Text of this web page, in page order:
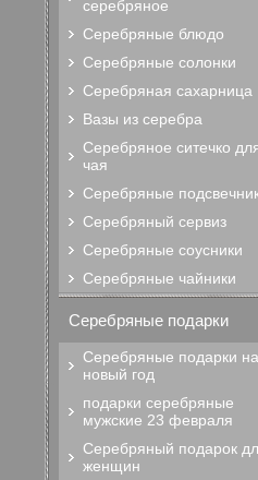
серебряное
Серебряные блюдо
Серебряные солонки
Серебряная сахарница
Вазы из серебра
Серебряное ситечко
чая
Серебряные
Серебряный сервиз
Серебряные соусники
Серебряные чайники
Серебряные подарки
Серебряные подарки на
новый год
подарки серебряные
мужские 23 февраля
Серебряный подарок
женщин